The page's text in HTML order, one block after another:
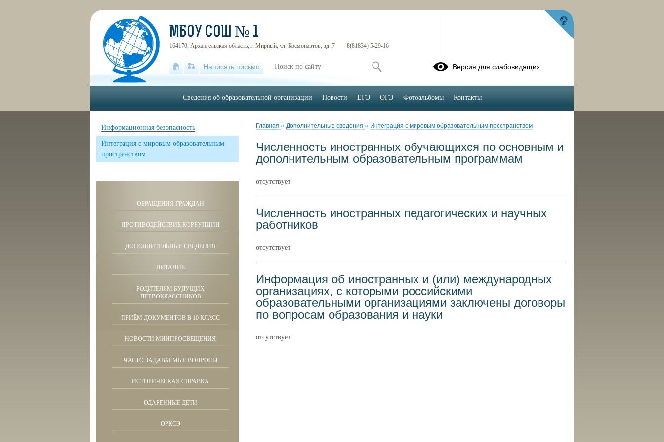
Главная » Дополнительные сведения » Интеграция с мировым образовательным пространством
Численность иностранных обучающихся по основным и
дополнительным образовательным программам
отсутствует
Численность иностранных педагогических и научных
работников
отсутствует
Информация об иностранных и (или) международных
организациях, с которыми российскими
образовательными организациями заключены договоры
по вопросам образования и науки
отсутствует
Информационная безопасность
Интеграция с мировым образовательным
пространством
ОБРАЩЕНИЯ ГРАЖДАН
ПРОТИВОДЕЙСТВИЕ КОРРУПЦИИ
ДОПОЛНИТЕЛЬНЫЕ СВЕДЕНИЯ
ПИТАНИЕ
РОДИТЕЛЯМ БУДУЩИХ
ПЕРВОКЛАССНИКОВ
ПРИЁМ ДОКУМЕНТОВ В 10 КЛАСС
НОВОСТИ МИНПРОСВЕЩЕНИЯ
ЧАСТО ЗАДАВАЕМЫЕ ВОПРОСЫ
ИСТОРИЧЕСКАЯ СПРАВКА
ОДАРЕННЫЕ ДЕТИ
ОРКСЭ
МБОУ СОШ № 1
164170, Архангельская область, г. Мирный, ул. Космонавтов, зд. 7 8(81834) 5-29-16
Написать письмо Версия для слабовидящих
Сведения об образовательной организации Новости ЕГЭ ОГЭ Фотоальбомы Контакты